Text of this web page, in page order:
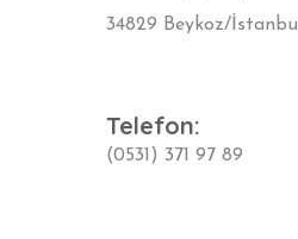
34829 Beykoz/İstanbul
Telefon:
(0531) 371 97 89